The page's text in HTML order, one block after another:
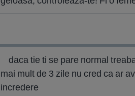
daca tie ti se pare normal
mai mult de 3 zile nu cred ca ar
incredere